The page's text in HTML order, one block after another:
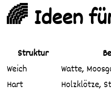
🌈 Ideen
Struktur
Weich
Watte,
Hart
Holzklötze,